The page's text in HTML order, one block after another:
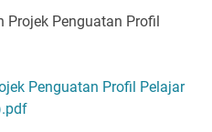
Projek Penguatan Profil
Penguatan Profil Pelajar